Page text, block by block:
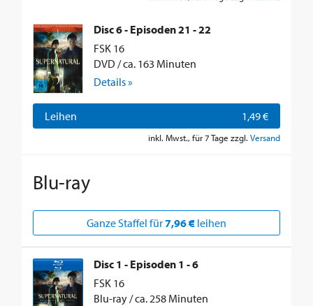
Disc 6 - Episoden 21 - 22
FSK 16
DVD / ca. 163 Minuten
Details »
Leihen 1,49 €
inkl. Mwst., für 7 Tage zzgl. Versand
Blu-ray
Ganze Staffel für7,96 € leihen
Disc 1 - Episoden 1 - 6
FSK 16
Blu-ray / ca. 258 Minuten